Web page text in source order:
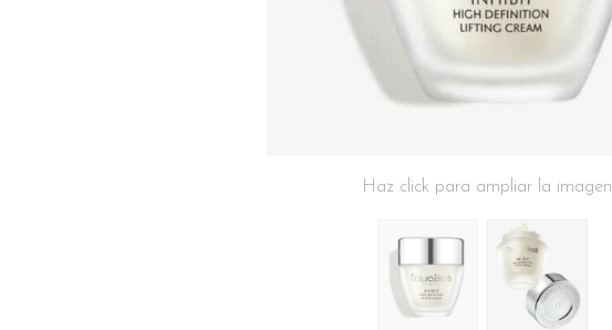
Haz click para ampliar la imagen